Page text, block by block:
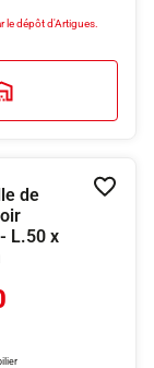
le dépôt d'Artigues.
de
L.50 x